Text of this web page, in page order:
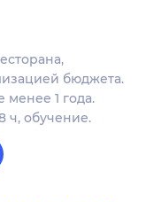
бюджета.
1 года.
ч, обучение.